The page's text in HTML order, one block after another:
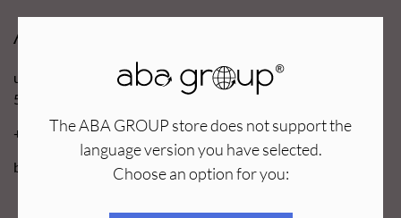
The ABA GROUP store does not support the
language version you have selected.
Choose an option for you:
Aba Group
ul. Robotnicza 70D
53-608 Wrocław
+48 71 727 60 16
bok@e-abagroup.com